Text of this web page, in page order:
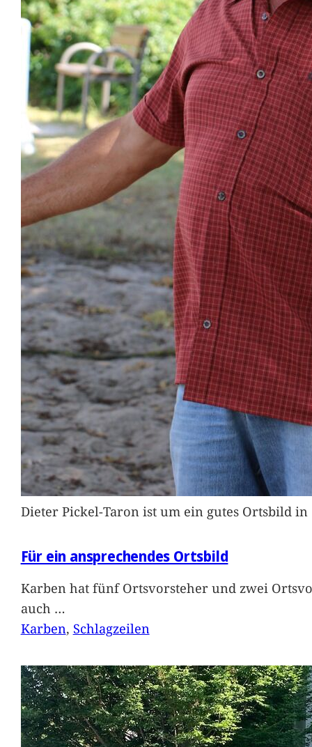
Dieter Pickel-Taron ist um ein gutes Ortsbild
Für ein ansprechendes Ortsbild
Karben hat fünf Ortsvorsteher und zwei
auch …
Karben, Schlagzeilen